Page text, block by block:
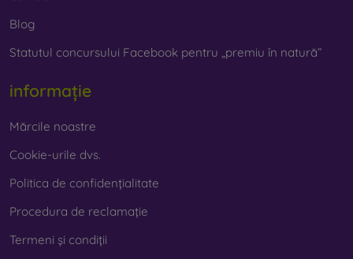
Pe magazinul nostru onlineFOONveți găsi zeci de huse
Trebuie doar să o alegeți pe cea potrivită pentru
dumneavoastră.
Blog
Statutul concursului Facebook pentru „premiu în natură”
informație
Mărcile noastre
Cookie-urile dvs.
Politica de confidențialitate
Procedura de reclamație
Termeni și condiții